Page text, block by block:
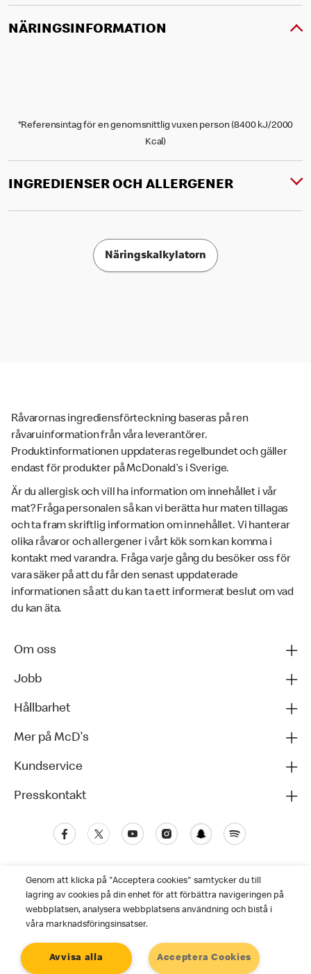
NÄRINGSINFORMATION
*Referensintag för en genomsnittlig vuxen person (8400 kJ/2000
Kcal)
INGREDIENSER OCH ALLERGENER
Näringskalkylatorn
Råvarornas ingrediensförteckning baseras på ren
råvaruinformation från våra leverantörer.
Produktinformationen uppdateras regelbundet och gäller
endast för produkter på McDonald’s i Sverige.
Är du allergisk och vill ha information om innehållet i vår
mat? Fråga personalen så kan vi berätta hur maten tillagas
och ta fram skriftlig information om innehållet. Vi hanterar
olika råvaror och allergener i vårt kök som kan komma i
kontakt med varandra. Fråga varje gång du besöker oss för
vara säker på att du får den senast uppdaterade
informationen så att du kan ta ett informerat beslut om vad
du kan äta.
Om oss
Jobb
Hållbarhet
Mer på McD's
Kundservice
Presskontakt
Kundservice
Genom att klicka på "Acceptera cookies" samtycker du till
lagring av cookies på din enhet för att förbättra navigeringen på
webbplatsen, analysera webbplatsens användning och bistå i
våra marknadsföringsinsatser.
Acceptera Cookies
Avvisa alla